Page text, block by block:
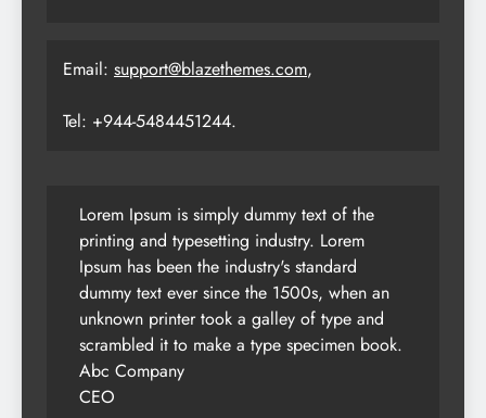
Email: support@blazethemes.com,
Tel: +944-5484451244.
Lorem Ipsum is simply dummy text of the
printing and typesetting industry. Lorem
Ipsum has been the industry's standard
dummy text ever since the 1500s, when an
unknown printer took a galley of type and
scrambled it to make a type specimen book.
Abc Company
CEO